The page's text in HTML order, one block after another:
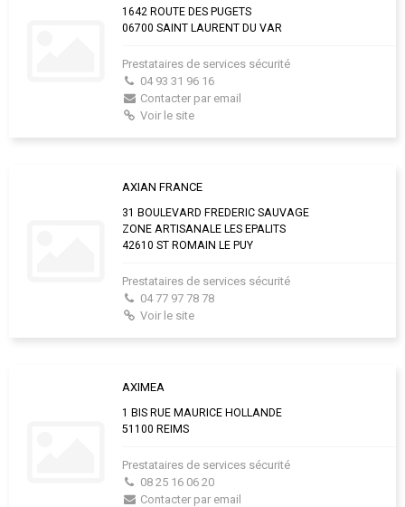
1642 ROUTE DES PUGETS
06700 SAINT LAURENT DU VAR
Prestataires de services sécurité
04 93 31 96 16
Contacter par email
Voir le site
AXIAN FRANCE
31 BOULEVARD FREDERIC SAUVAGE
ZONE ARTISANALE LES EPALITS
42610 ST ROMAIN LE PUY
Prestataires de services sécurité
04 77 97 78 78
Voir le site
AXIMEA
1 BIS RUE MAURICE HOLLANDE
51100 REIMS
Prestataires de services sécurité
08 25 16 06 20
Contacter par email